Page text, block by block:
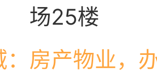
场25楼
房产物业，